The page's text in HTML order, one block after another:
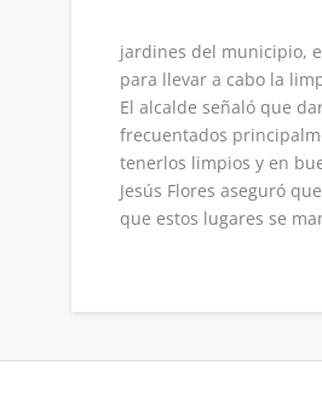
jardines del municipio,
para llevar a cabo la
El alcalde señaló que
frecuentados
tenerlos limpios y en
Jesús Flores aseguró
que estos lugares se